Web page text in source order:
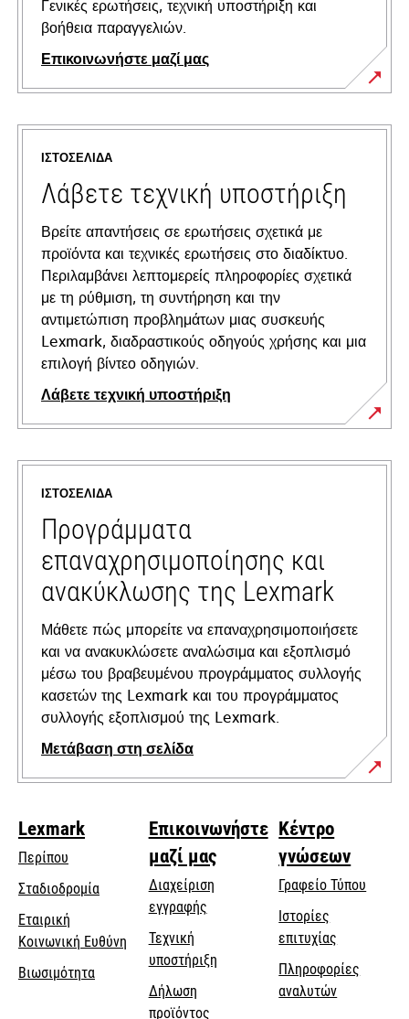
Γενικές ερωτήσεις, τεχνική υποστήριξη και
βοήθεια παραγγελιών.
Επικοινωνήστε μαζί μας
ΙΣΤΟΣΕΛΊΔΑ
Λάβετε τεχνική υποστήριξη
Βρείτε απαντήσεις σε ερωτήσεις σχετικά με
προϊόντα και τεχνικές ερωτήσεις στο διαδίκτυο.
Περιλαμβάνει λεπτομερείς πληροφορίες σχετικά
με τη ρύθμιση, τη συντήρηση και την
αντιμετώπιση προβλημάτων μιας συσκευής
Lexmark, διαδραστικούς οδηγούς χρήσης και μια
επιλογή βίντεο οδηγιών.
Λάβετε τεχνική υποστήριξη
opens
in
new
tab
ΙΣΤΟΣΕΛΊΔΑ
Προγράμματα
επαναχρησιμοποίησης και
ανακύκλωσης της Lexmark
Μάθετε πώς μπορείτε να επαναχρησιμοποιήσετε
και να ανακυκλώσετε αναλώσιμα και εξοπλισμό
μέσω του βραβευμένου προγράμματος συλλογής
κασετών της Lexmark και του προγράμματος
συλλογής εξοπλισμού της Lexmark.
Μετάβαση στη σελίδα
Lexmark
Περίπου
Σταδιοδρομία
Εταιρική
Κοινωνική Ευθύνη opens
new
Βιωσιμότητα
Επικοινωνήστε
μαζί μας
Διαχείριση
εγγραφής
Τεχνική
υποστήριξηopens
Δήλωση
προϊόντος
Κέντρο
γνώσεων
Γραφείο Τύπου
Ιστορίες
επιτυχίας
Πληροφορίες
αναλυτών